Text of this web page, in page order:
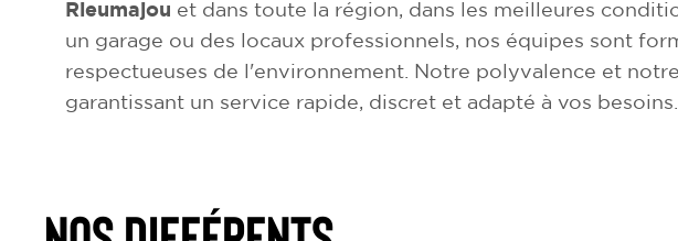
Rieumajou et dans toute la région, dans les meilleures
un garage ou des locaux professionnels, nos équipes sont
respectueuses de l'environnement. Notre polyvalence et
garantissant un service rapide, discret et adapté à vos besoins.